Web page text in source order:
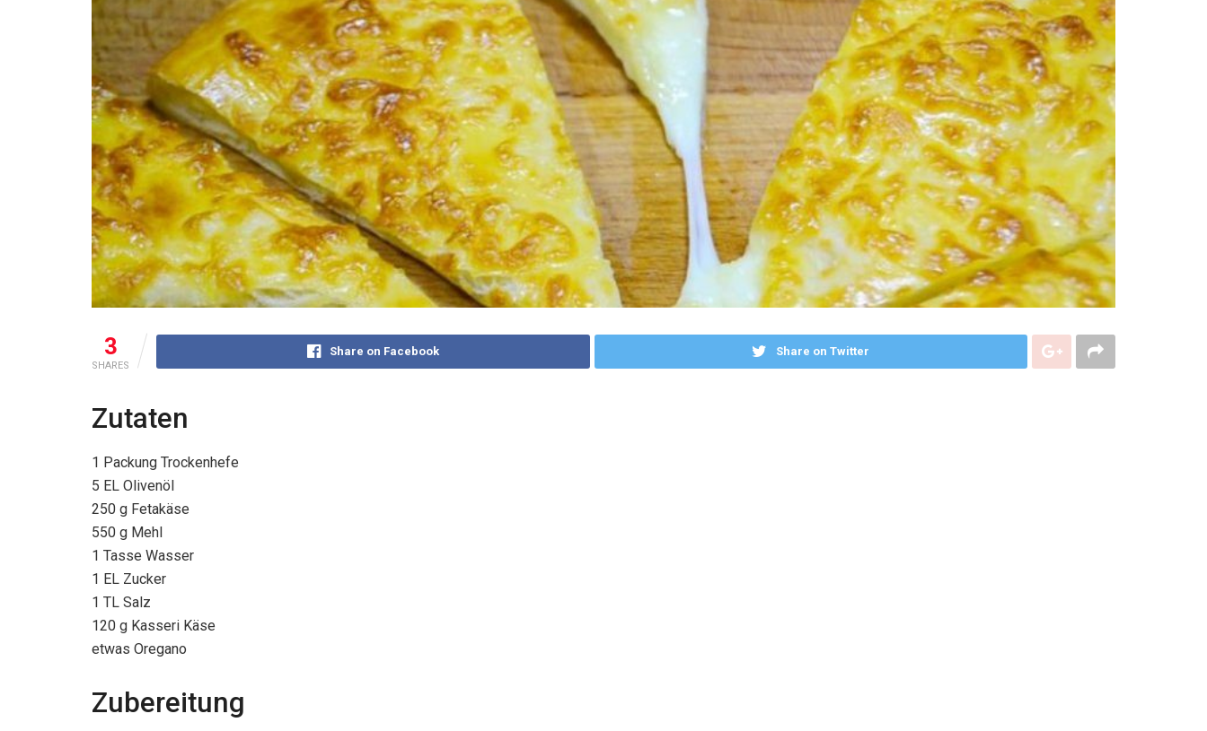
3
SHARES
Share on Facebook Share on Twitter
Zutaten
1 Packung Trockenhefe
5 EL Olivenöl
250 g Fetakäse
550 g Mehl
1 Tasse Wasser
1 EL Zucker
1 TL Salz
120 g Kasseri Käse
etwas Oregano
Zubereitung